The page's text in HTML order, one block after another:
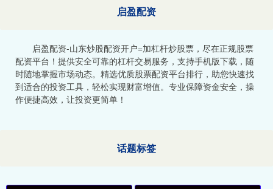
启盈配资
启盈配资-山东炒股配资开户=加杠杆炒股票，尽在正规股票
配资平台！提供安全可靠的杠杆交易服务，支持手机版下载，随
时随地掌握市场动态。精选优质股票配资平台排行，助您快速找
到适合的投资工具，轻松实现财富增值。专业保障资金安全，操
作便捷高效，让投资更简单！
话题标签